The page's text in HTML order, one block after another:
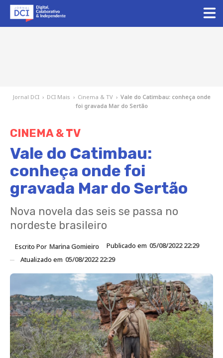
Jornal DCI › DCI Mais › Cinema & TV › Vale do Catimbau: conheça onde
foi gravada Mar do Sertão
CINEMA & TV
Vale do Catimbau:
conheça onde foi
gravada Mar do Sertão
Nova novela das seis se passa no
nordeste brasileiro
Escrito Por Marina Gomieiro Publicado em 05/08/2022 22:29
Atualizado em 05/08/2022 22:29